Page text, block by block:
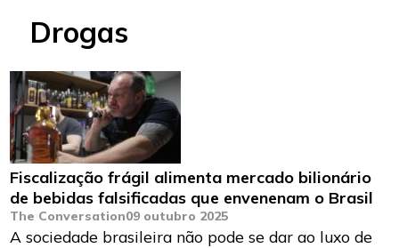
Drogas
Fiscalização frágil alimenta mercado bilionário
de bebidas falsificadas que envenenam o Brasil
The Conversation09 outubro 2025
A sociedade brasileira não pode se dar ao luxo de